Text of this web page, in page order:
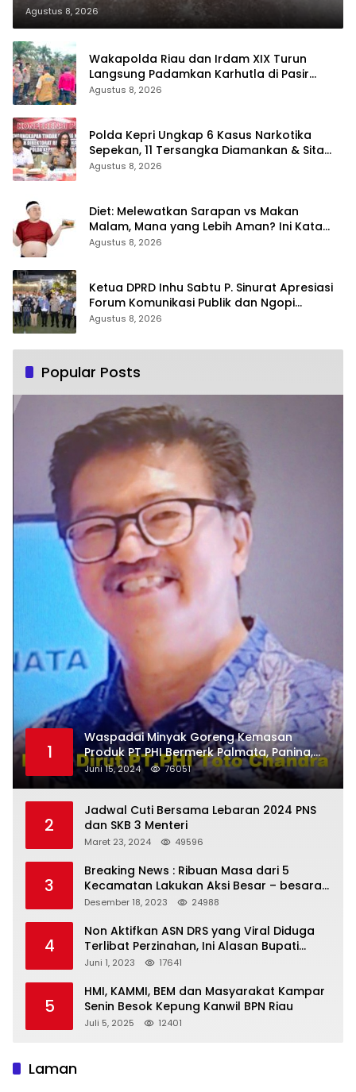
Agustus 8, 2026
Wakapolda Riau dan Irdam XIX Turun
Langsung Padamkan Karhutla di Pasir
Limau Kapas Rohil
Agustus 8, 2026
Polda Kepri Ungkap 6 Kasus Narkotika
Sepekan, 11 Tersangka Diamankan & Sita
402 Gram Sabu
Agustus 8, 2026
Diet: Melewatkan Sarapan vs Makan
Malam, Mana yang Lebih Aman? Ini Kata
Dokter
Agustus 8, 2026
Ketua DPRD Inhu Sabtu P. Sinurat Apresiasi
Forum Komunikasi Publik dan Ngopi
Bersama Kejari Inhu
Agustus 8, 2026
Popular Posts
1
Waspadai Minyak Goreng Kemasan
Produk PT PHI Bermerk Palmata, Panina,
Permata dan Parveen
Juni 15, 2024 76051
2
Jadwal Cuti Bersama Lebaran 2024 PNS
dan SKB 3 Menteri
Maret 23, 2024 49596
3
Breaking News : Ribuan Masa dari 5
Kecamatan Lakukan Aksi Besar – besaran
di Jalan Lintas Timur
Desember 18, 2023 24988
4
Non Aktifkan ASN DRS yang Viral Diduga
Terlibat Perzinahan, Ini Alasan Bupati
Rokan Hilir
Juni 1, 2023 17641
5
HMI, KAMMI, BEM dan Masyarakat Kampar
Senin Besok Kepung Kanwil BPN Riau
Juli 5, 2025 12401
Laman